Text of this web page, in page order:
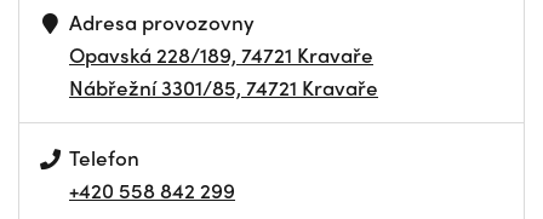
Adresa provozovny
Opavská 228/189, 74721 Kravaře
Nábřežní 3301/85, 74721 Kravaře
Telefon
+420 558 842 299